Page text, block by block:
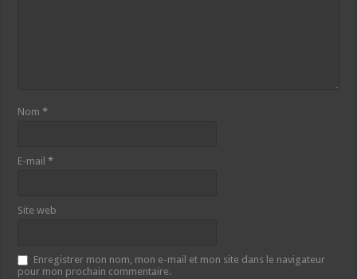
Nom*
E-mail*
Site web
Enregistrer mon nom, mon e-mail et mon site dans le navigateur
pour mon prochain commentaire.